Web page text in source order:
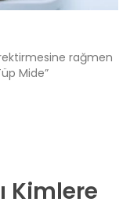
rağmen
Mide”
Kimlere